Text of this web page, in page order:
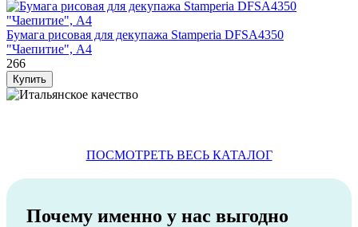
Бумага рисовая для декупажа Stamperia DFSA4350
"Чаепитие", А4
266
ПОСМОТРЕТЬ ВЕСЬ КАТАЛОГ
Почему именно у нас выгодно